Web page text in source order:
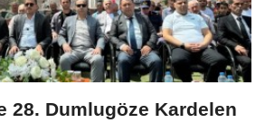
28. Dumlugöze Kardelen